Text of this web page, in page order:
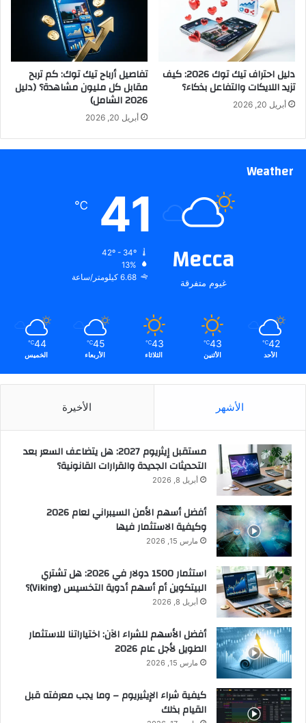
دليل احتراف تيك توك 2026: كيف
تزيد اللايكات والتفاعل بذكاء؟
أبريل 20, 2026
تفاصيل أرباح تيك توك: كم تربح
مقابل كل مليون مشاهدة؟ (دليل
2026 الشامل)
أبريل 20, 2026
Weather
Mecca
غيوم متفرقة
41
℃
13%
6.68 كيلومتر/ساعة
42
℃
الأحد
43
℃
الأثنين
43
℃
الثلاثاء
45
℃
الأربعاء
44
℃
الخميس
الأشهر الأخيرة
مستقبل إيثريوم 2027: هل يتضاعف السعر بعد
التحديثات الجديدة والقرارات القانونية؟
أبريل 8, 2026
أفضل أسهم الأمن السيبراني لعام 2026
وكيفية الاستثمار فيها
مارس 15, 2026
استثمار 1500 دولار في 2026: هل تشتري
البيتكوين أم أسهم أدوية التخسيس (Viking)؟
أبريل 8, 2026
أفضل الأسهم للشراء الآن: اختياراتنا للاستثمار
الطويل لأجل عام 2026
مارس 15, 2026
كيفية شراء الإيثيريوم – وما يجب معرفته قبل
القيام بذلك